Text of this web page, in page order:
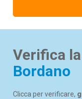
Verifica la
Bordano
Clicca per verificare,